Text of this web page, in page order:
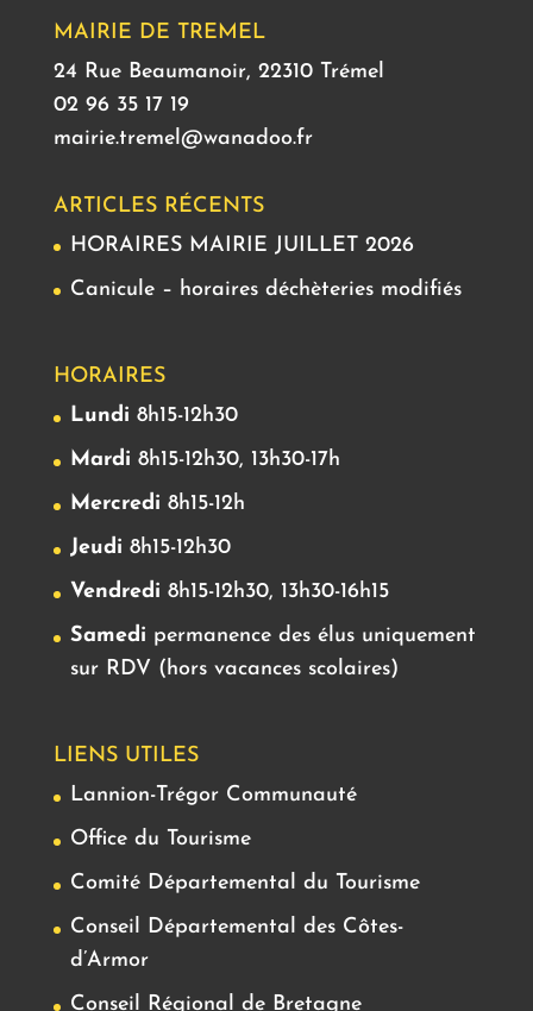
MAIRIE DE TREMEL
24 Rue Beaumanoir, 22310 Trémel
02 96 35 17 19
mairie.tremel@wanadoo.fr
ARTICLES RÉCENTS
HORAIRES MAIRIE JUILLET 2026
Canicule – horaires déchèteries modifiés
HORAIRES
Lundi 8h15-12h30
Mardi 8h15-12h30, 13h30-17h
Mercredi 8h15-12h
Jeudi 8h15-12h30
Vendredi 8h15-12h30, 13h30-16h15
Samedi permanence des élus uniquement
sur RDV (hors vacances scolaires)
LIENS UTILES
Lannion-Trégor Communauté
Office du Tourisme
Comité Départemental du Tourisme
Conseil Départemental des Côtes-
d’Armor
Conseil Régional de Bretagne